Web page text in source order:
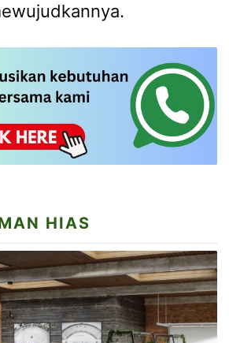
HIAS